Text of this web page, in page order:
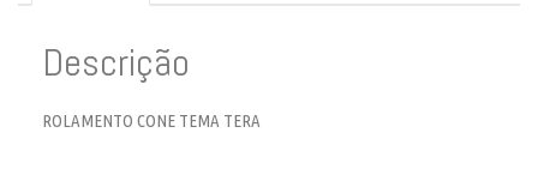
Descrição
ROLAMENTO CONE TEMA TERA